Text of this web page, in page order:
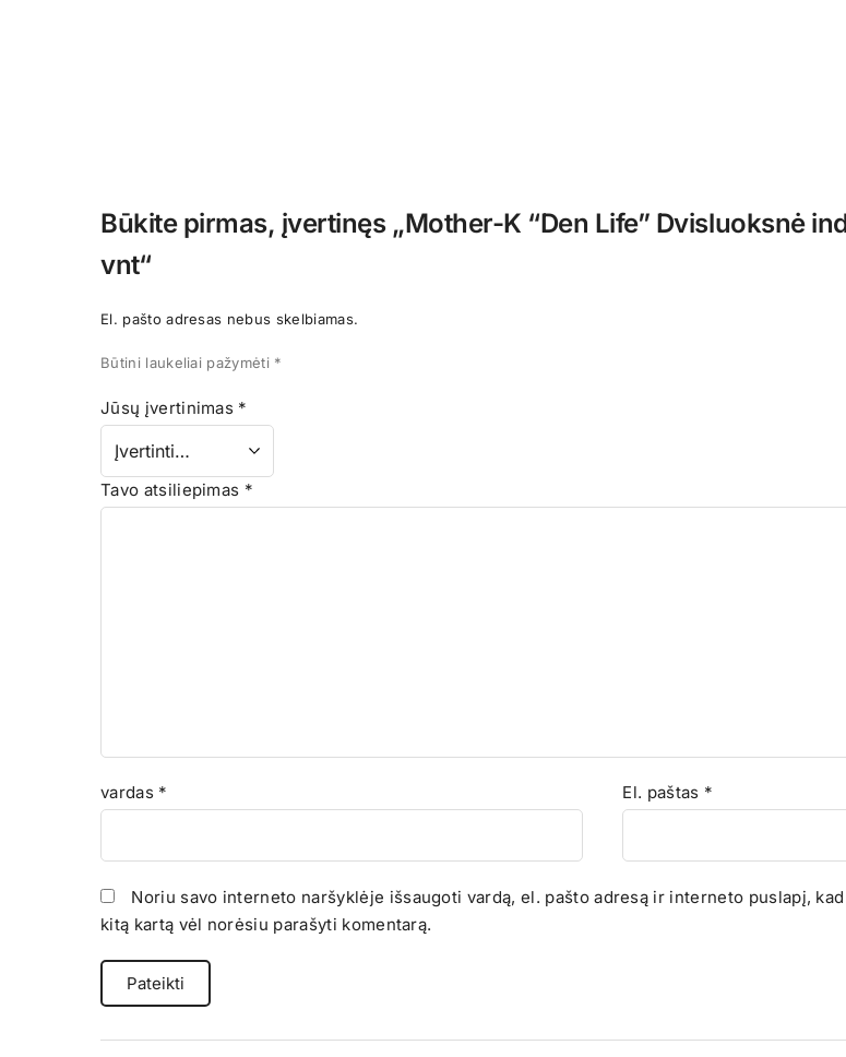
Būkite pirmas, įvertinęs „Mother-K “Den Life” Dvisluoksnė
vnt“
El. pašto adresas nebus skelbiamas.
Būtini laukeliai pažymėti *
Jūsų įvertinimas *
Tavo atsiliepimas *
vardas * El. paštas *
Noriu savo interneto naršyklėje išsaugoti vardą, el. pašto adresą ir interneto puslapį,
kitą kartą vėl norėsiu parašyti komentarą.